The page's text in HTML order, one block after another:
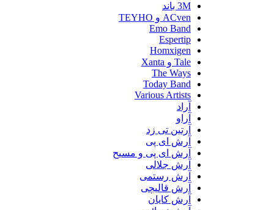
3M باند
ACven و TEYHO
Emo Band
Espertip
Homxigen
Tale و Xanta
The Ways
Today Band
Various Artists
آراد
آراو
آرتین تی زد
آرش ای پی
آرش ای پی و مسیح
آرش جلالی
آرش رستمی
آرش قالیچی
آرش کایان